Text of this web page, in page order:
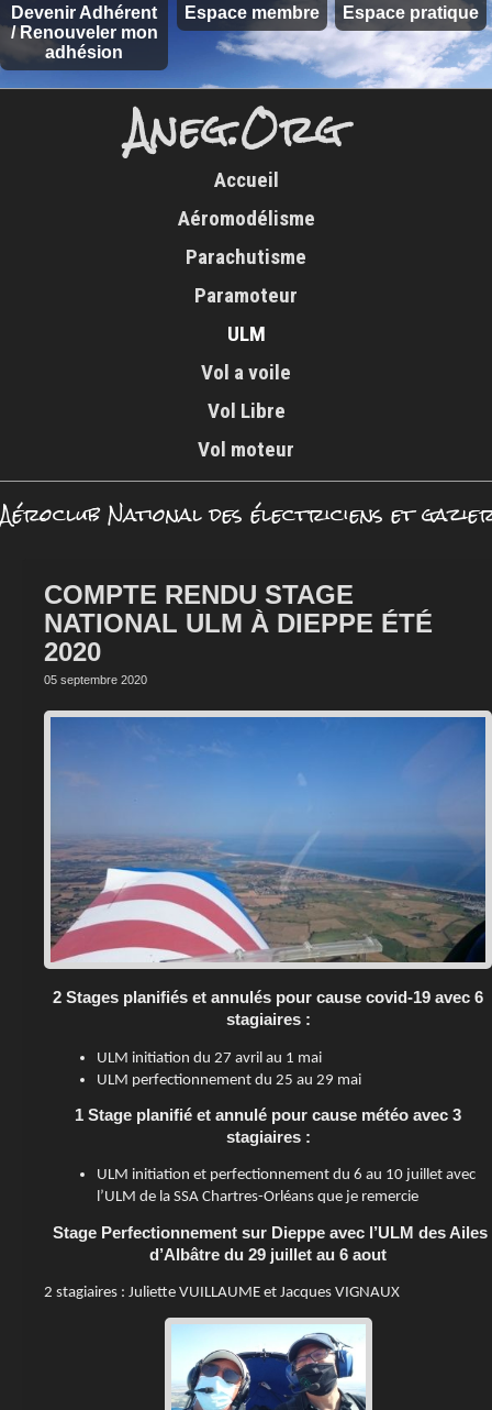
Devenir Adhérent
/ Renouveler mon
adhésion
Espace membre Espace pratique
Aneg.Org
Accueil
Aéromodélisme
Parachutisme
Paramoteur
ULM
Vol a voile
Vol Libre
Vol moteur
Aéroclub National des électriciens et
COMPTE RENDU STAGE
NATIONAL ULM À DIEPPE ÉTÉ
2020
05 septembre 2020
2 Stages planifiés et annulés pour cause covid-19 avec 6
stagiaires :
ULM initiation du 27 avril au 1 mai
ULM perfectionnement du 25 au 29 mai
1 Stage planifié et annulé pour cause météo avec 3
stagiaires :
ULM initiation et perfectionnement du 6 au 10 juillet avec
l’ULM de la SSA Chartres-Orléans que je remercie
Stage Perfectionnement sur Dieppe avec l’ULM des Ailes
d’Albâtre du 29 juillet au 6 aout
2 stagiaires : Juliette VUILLAUME et Jacques VIGNAUX